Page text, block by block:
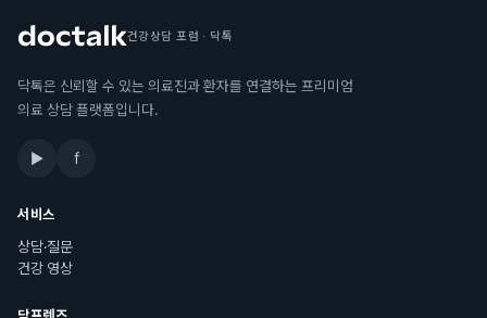
건강상담 포럼 · 닥톡
닥톡은 신뢰할 수 있는 의료진과 환자를 연결하는 프리미엄
의료 상담 플랫폼입니다.
▶ f
서비스
상담·질문
건강 영상